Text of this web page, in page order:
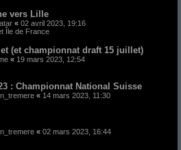
vers Lille
« 02 avril 2023, 19:16
Île de France
(et championnat draft 15 juillet)
« 19 mars 2023, 12:54
: Championnat National Suisse
« 14 mars 2023, 11:30
« 02 mars 2023, 16:44